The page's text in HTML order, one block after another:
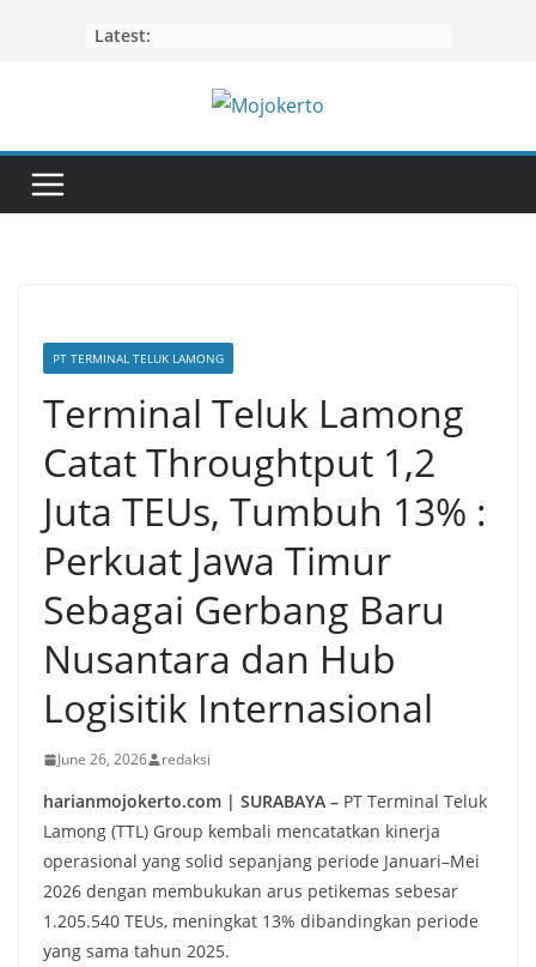
Latest:
PT TERMINAL TELUK LAMONG
Terminal Teluk Lamong
Catat Throughtput 1,2
Juta TEUs, Tumbuh 13% :
Perkuat Jawa Timur
Sebagai Gerbang Baru
Nusantara dan Hub
Logisitik Internasional
June 26, 2026 redaksi
harianmojokerto.com | SURABAYA – PT Terminal Teluk
Lamong (TTL) Group kembali mencatatkan kinerja
operasional yang solid sepanjang periode Januari–Mei
2026 dengan membukukan arus petikemas sebesar
1.205.540 TEUs, meningkat 13% dibandingkan periode
yang sama tahun 2025.